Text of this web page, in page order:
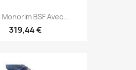
BSF Avec...
319,44 €